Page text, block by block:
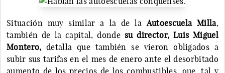
Situación muy similar a la de la Autoescuela Milla,
también de la capital, donde su director, Luis Miguel
Montero, detalla que también se vieron obligados a
subir sus tarifas en el mes de enero ante el desorbitado
aumento de los precios de los combustibles, que, tal y